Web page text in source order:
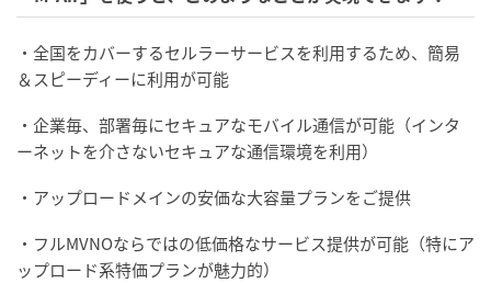
・全国をカバーするセルラーサービスを利用するため、簡易
＆スピーディーに利用が可能
・企業毎、部署毎にセキュアなモバイル通信が可能（インタ
ーネットを介さないセキュアな通信環境を利用）
・アップロードメインの安価な大容量プランをご提供
・フルMVNOならではの低価格なサービス提供が可能（特にア
ップロード系特価プランが魅力的）